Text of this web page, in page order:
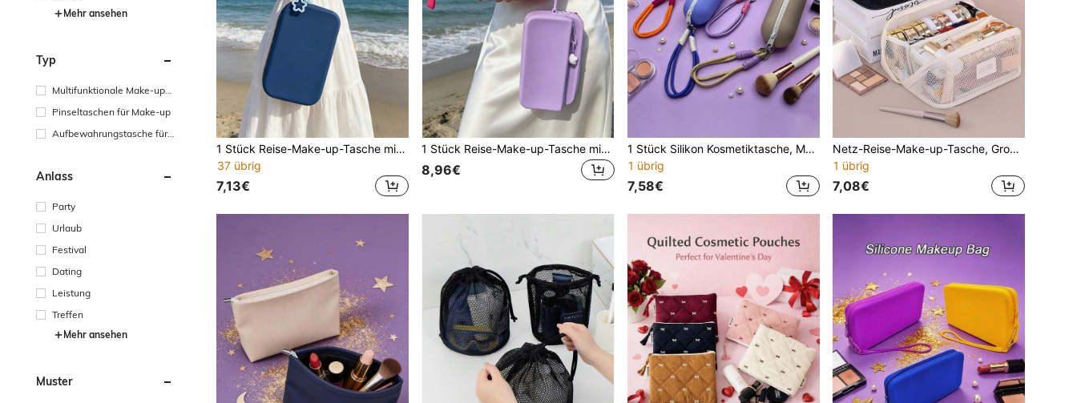
Mehr ansehen
Typ
Multifunktionale Make-up-
Pinseltaschen für Make-up
Aufbewahrungstasche für
Anlass
Party
Urlaub
Festival
Dating
Leistung
Treffen
Mehr ansehen
Muster
1 Stück Reise-Make-up-Tasche mit Fellkugel-Stern-Anhänger und farbigem Griffband, frischer Stil Strandurlaubstasche, multifunktionale wasserdichte Silikontasche, Handy-Tasche, Digital-Zubehör-Tasche, tägliche Kulturbeutel-Aufbewahrungstasche, Make-up-Pinselhalter und Kosmetiktasche, Reise-Essential, Schlüssel-Geldbörse-Kartenhalter, Geschenktasche
37 übrig
7,13€
1 Stück Reise-Make-up-Tasche mit Stern-Anhänger und Handgelenkriemen, doppellagige Silikon-Kulturtasche, multifunktionale wasserdichte Handy-Tasche, Reise-Essential-Handtasche, Strandurlaubstasche, Unisex-Tages-Toilettenartikel-Aufbewahrungsorganizer, Geldbörse mit Reißverschluss, kleine Tasche für Sommer-Pool- und Duschzubehör
8,96€
1 Stück Silikon Kosmetiktasche, Make-up Pinsel Organizer, Lippenstift & Kosmetik Aufbewahrung, Augenbrauenstift & Wimpernbürste staubdichte Tasche, tragbarer Reise-Pinseletui, multifunktionale Aufbewahrungstasche mit Tragegriff, hitzebeständige Aufbewahrungstasche für Glätteisen & Lockenstab, Reiseessential, geeignet als Geschenk für Frauen
1 übrig
7,58€
Netz-Reise-Make-up-Tasche, Große Kapazität Klare tragbare Kosmetiktasche für Frauen, tragbare Tasche zum Aufklappen Kulturtasche Reise-Kulturtaschentasche Klare Netz-Kosmetiktaschen mit Reißverschluss, wasserdichte atmungsaktive Dusch-Tasche für Koffer, Make-up
1 übrig
7,08€